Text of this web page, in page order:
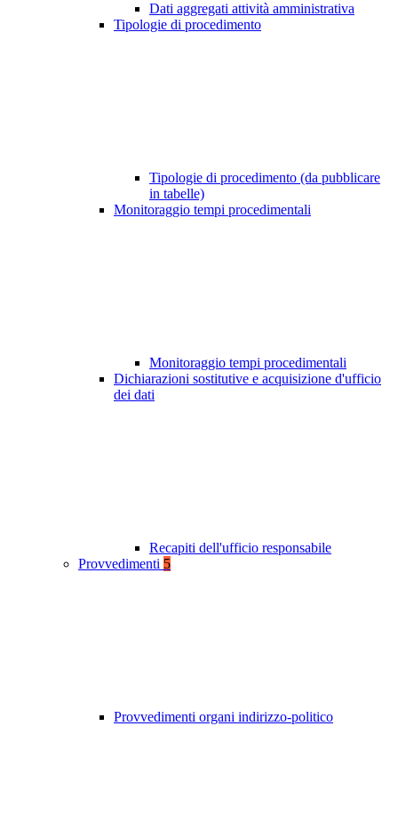
Dati aggregati attività amministrativa
Tipologie di procedimento
Tipologie di procedimento (da pubblicare
in tabelle)
Monitoraggio tempi procedimentali
Monitoraggio tempi procedimentali
Dichiarazioni sostitutive e acquisizione d'ufficio
dei dati
Recapiti dell'ufficio responsabile
Provvedimenti 5
Provvedimenti organi indirizzo-politico